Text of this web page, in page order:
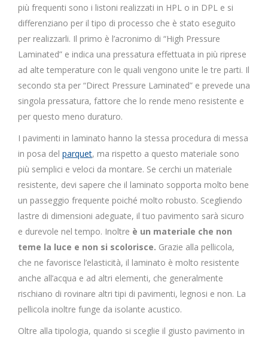
più frequenti sono i listoni realizzati in HPL o in DPL e si
differenziano per il tipo di processo che è stato eseguito
per realizzarli. Il primo è l’acronimo di “High Pressure
Laminated” e indica una pressatura effettuata in più riprese
ad alte temperature con le quali vengono unite le tre parti. Il
secondo sta per “Direct Pressure Laminated” e prevede una
singola pressatura, fattore che lo rende meno resistente e
per questo meno duraturo.
I pavimenti in laminato hanno la stessa procedura di messa
in posa del parquet, ma rispetto a questo materiale sono
più semplici e veloci da montare. Se cerchi un materiale
resistente, devi sapere che il laminato sopporta molto bene
un passeggio frequente poiché molto robusto. Scegliendo
lastre di dimensioni adeguate, il tuo pavimento sarà sicuro
e durevole nel tempo. Inoltre è un materiale che non
teme la luce e non si scolorisce. Grazie alla pellicola,
che ne favorisce l’elasticità, il laminato è molto resistente
anche all’acqua e ad altri elementi, che generalmente
rischiano di rovinare altri tipi di pavimenti, legnosi e non. La
pellicola inoltre funge da isolante acustico.
Oltre alla tipologia, quando si sceglie il giusto pavimento in